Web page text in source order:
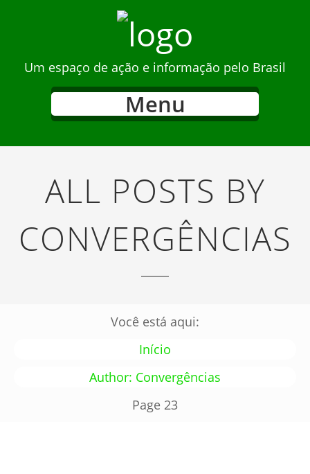
Um espaço de ação e informação pelo Brasil
Menu
ALL POSTS BY
CONVERGÊNCIAS
Você está aqui:
Início
Author: Convergências
Page 23